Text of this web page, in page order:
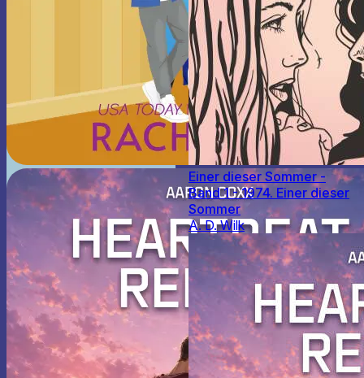
Einer dieser Sommer -
Band 1 - 1974. Einer dieser
Sommer
A. D. Wilk